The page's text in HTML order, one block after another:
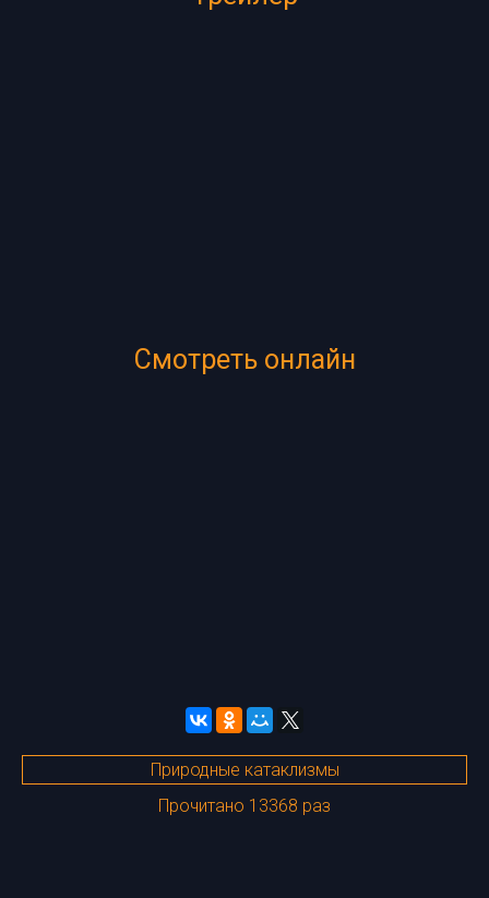
Смотреть онлайн
Природные катаклизмы
Прочитано 13368 раз